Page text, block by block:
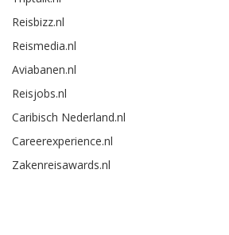
Reisbizz.nl
Reismedia.nl
Aviabanen.nl
Reisjobs.nl
Caribisch Nederland.nl
Careerexperience.nl
Zakenreisawards.nl